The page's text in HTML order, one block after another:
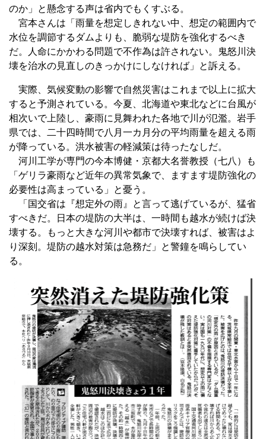
のか」と懸念する声は省内でもくすぶる。
宮本さんは「雨量を想定しきれない中、想定の範囲内で
水位を調節するダムよりも、脆弱な堤防を強化するべき
だ。人命にかかわる問題で不作為は許されない。鬼怒川決
壊を治水の見直しのきっかけにしなければ」と訴える。
実際、気候変動の影響で自然災害はこれまで以上に拡大
すると予測されている。今夏、北海道や東北などに台風が
相次いで上陸し、豪雨に見舞われた各地で川が氾濫。岩手
県では、二十四時間で八月一カ月分の平均雨量を超える雨
が降っている。洪水被害の軽減策は待ったなしだ。
河川工学が専門の今本博健・京都大名誉教授（七八）も
「ゲリラ豪雨など近年の異常気象で、ますます堤防強化の
必要性は高まっている」と憂う。
「国交省は『想定外の雨』と言って逃げているが、猛省
すべきだ。日本の堤防の大半は、一時間も越水が続けば決
壊する。もっと大きな河川や都市で決壊すれば、被害はよ
り深刻。堤防の越水対策は急務だ」と警鐘を鳴らしてい
る。